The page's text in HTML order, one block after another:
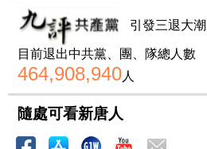
引發三退大潮
目前退出中共黨、團、隊總人數
464,908,940人
隨處可看新唐人